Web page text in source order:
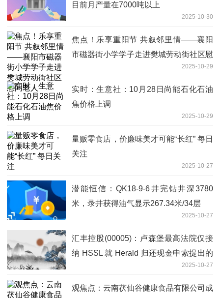
目前月产量在7000吨以上
2025-10-30
焦点！乐享重阳节 共叙邻里情——襄阳
市磁器街小学学子走进樊城劳动街社区慰
2025-10-29
实时：生意社：10月28日尚能石化石油
焦价格上调
2025-10-29
量贩零食店，价廉味美才可能“长红” 每日
关注
2025-10-27
潜能恒信：QK18-9-6井完钻井深3780
米，录井获得油气显示267.34米/34层
2025-10-27
汇丰控股(00005)：卢森堡最高法院仅接
纳 HSSL 就 Herald 归还现金申索提出的
2025-10-27
观焦点：云南茯仙谷健康食品有限公司成